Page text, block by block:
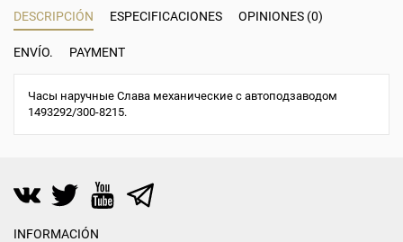
DESCRIPCIÓN ESPECIFICACIONES OPINIONES (0)
ENVÍO. PAYMENT
Часы наручные Слава механические с автоподзаводом
1493292/300-8215.
INFORMACIÓN